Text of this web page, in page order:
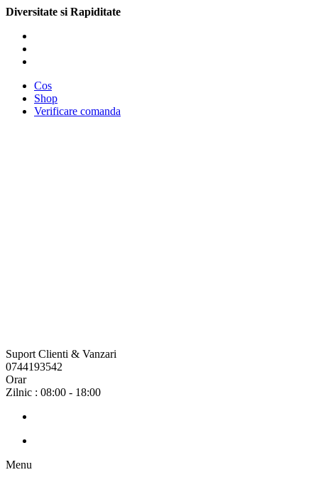
Diversitate si Rapiditate
Cos
Shop
Verificare comanda
Suport Clienti & Vanzari
0744193542
Orar
Zilnic : 08:00 - 18:00
Menu